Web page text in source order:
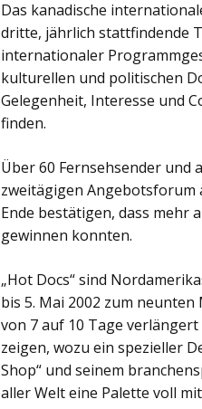
Das kanadische
dritte, jährlich stattfindende
internationaler
kulturellen und politischen
Gelegenheit, Interesse und
finden.
Über 60 Fernsehsender und
zweitägigen Angebotsforum
Ende bestätigen, dass mehr
gewinnen konnten.
„Hot Docs“ sind
bis 5. Mai 2002 zum
von 7 auf 10 Tage
zeigen, wozu ein spezieller
Shop“ und seinem
aller Welt eine Palette voll